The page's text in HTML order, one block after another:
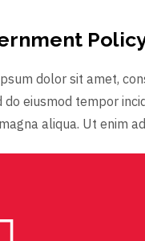
dolor sit amet,
do eiusmod tempor
aliqua. Ut enim ad